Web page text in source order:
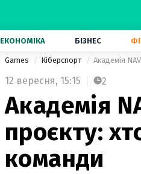
ЕКОНОМІКА БІЗНЕС
Games Кіберспорт Академія
12 вересня, 15:15 2
Академія
проєкту:
команди